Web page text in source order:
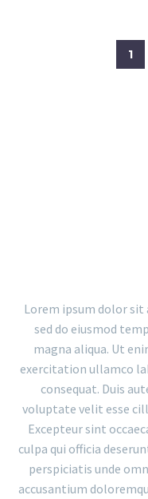
1
Lorem ipsum dolor
sed do eiusmod
magna aliqua. Ut
exercitation ullamco
consequat. Duis
voluptate velit esse
Excepteur sint
culpa qui officia
perspiciatis unde
accusantium